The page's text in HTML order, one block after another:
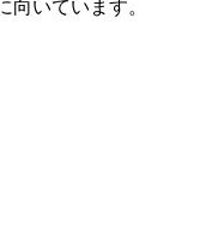
いています。